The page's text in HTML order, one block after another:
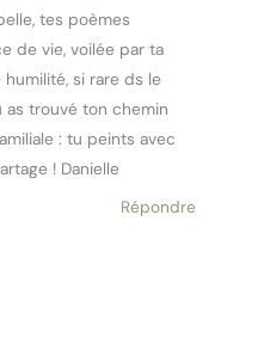
tes poèmes
de vie, voilée par ta
si rare ds le
as trouvé ton chemin
: tu peints avec
! Danielle
Répondre